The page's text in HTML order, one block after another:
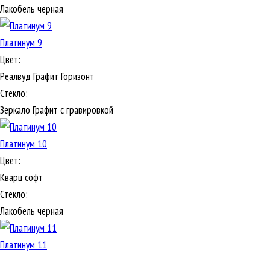
Лакобель черная
Платинум 9
Цвет:
Реалвуд Графит Горизонт
Стекло:
Зеркало Графит с гравировкой
Платинум 10
Цвет:
Кварц софт
Стекло:
Лакобель черная
Платинум 11